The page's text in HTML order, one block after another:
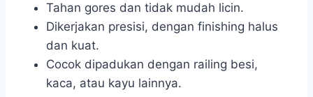
Tahan gores dan tidak mudah licin.
Dikerjakan presisi, dengan finishing halus
dan kuat.
Cocok dipadukan dengan railing besi,
kaca, atau kayu lainnya.